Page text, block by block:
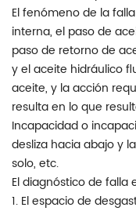
El fenómeno de la
interna, el paso de
paso de retorno de
y el aceite hidráulico
aceite, y la acción
resulta en lo que
Incapacidad o
desliza hacia abajo y
solo, etc.
El diagnóstico de falla
1. El espacio de